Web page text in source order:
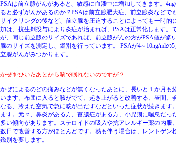
PSAは前立腺がんがあると、敏感に血液中に増加してきます。
ると必ずがんがあるのか？PSAは前立腺肥大症、前立腺炎などで
サイクリングの後など、前立腺を圧迫することによっても一時的
加は、抗生剤投与により炎症が治まれば、PSAは正常化します。
が、同じ前立腺のサイズであれば、前立腺がんの方がPSA値が多
腺のサイズを測定し、鑑別を行っています。 PSAが4～10ng/mlの
立腺がんがみつかります。
かぜをひいたあとから咳で眠れないのですが？
かぜによるのどの痛みなどが無くなったあとに、長いと１か月も
います。布団に入ると咳がでて、起き上がると改善する、昼間、
なる、冷えた空気で急に咳が出だすなどといった症状が続きます
ます。元々、鼻炎がある方、蓄膿症がある方、小児期に喘息だっ
多い傾向があります。ステロイドの吸入や抗アレルギー薬の内服
数日で改善する方がほとんどです。熱も伴う場合は、レントゲン
鑑別を要します。